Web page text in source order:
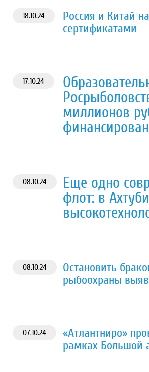
18.10.24
Россия и Китай
сертификатами
17.10.24
миллионов
08.10.24
Еще одно
флот: в
08.10.24
Остановить
рыбоохраны
07.10.24
«Атлантниро»
рамках Большой